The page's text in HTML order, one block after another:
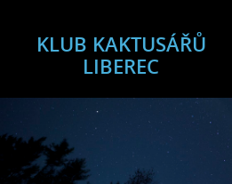
KLUB KAKTUSÁŘŮ
LIBEREC